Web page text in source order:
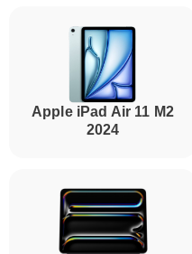
Apple iPad Air 11 M2
2024